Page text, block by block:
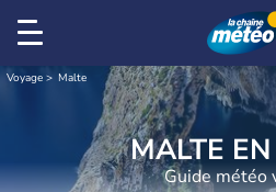
Voyage Malte
MALTE
Guide météo